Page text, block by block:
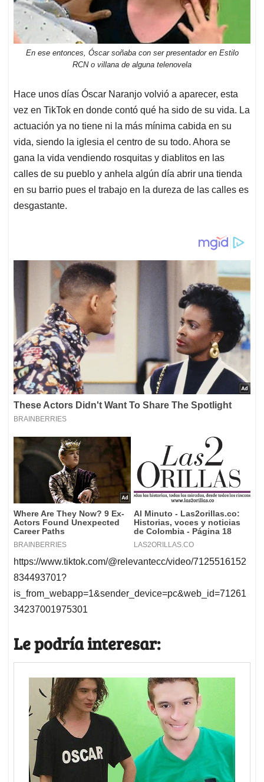
En ese entonces, Óscar soñaba con ser presentador en Estilo
RCN o villana de alguna telenovela
Hace unos días Óscar Naranjo volvió a aparecer, esta
vez en TikTok en donde contó qué ha sido de su vida. La
actuación ya no tiene ni la más mínima cabida en su
vida, siendo la iglesia el centro de su todo. Ahora se
gana la vida vendiendo rosquitas y diablitos en las
calles de su pueblo y anhela algún día abrir una tienda
en su barrio pues el trabajo en la dureza de las calles es
desgastante.
https://www.tiktok.com/@relevantecc/video/7125516152
834493701?
is_from_webapp=1&sender_device=pc&web_id=71261
34237001975301
Le podría interesar: